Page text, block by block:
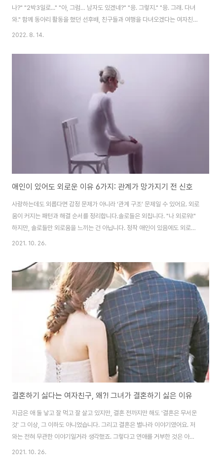
나?" "2박3일로..." "아, 그럼… 남자도 있겠네?" "응. 그렇지." "응. 그래. 다녀
와." 함께 동아리 활동을 했던 선후배, 친구들과 여행을 다녀오겠다는 여자친구
의 물음에 흔쾌히 'OK'라고 대답한 그. 흔쾌히 승낙한 남자친구의 대답만큼 그
치 않습니다. "이해가 안돼. 다녀와도 되냐고 묻고선, 다녀오라고 했더니 뭐가
문제인 거야?" "음, 너 속마음은 뭐야? 정말 단번에 'OK'할 정도로 아무렇지 않
은 거야?" "여친이 여행 가고 싶다고 하니까, 간다고 하니까 보낸 거지. 별 거 있
어?" "한번에? 흔쾌히? OK? 정말 그럴 수 있는 거야?..
2022. 8. 14.
애인이 있어도 외로운 이유 6가지: 관계가 망가지기 전 신호
사랑하는데도 외롭다면 감정 문제가 아니라 ‘관계 구조’ 문제일 수 있어요. 외로
움이 커지는 패턴과 해결 순서를 정리합니다.솔로들은 외칩니다. "나 외로워!"
하지만, 솔로들만 외로움을 느끼는 건 아닙니다. 정작 애인이 있음에도 외로움
에 몸부림치는 경우를 보곤 합니다. '흥! 배부른 소리!' 라고 할 지 모르나 정작
로움을 느낀 적이 있기에 그 마음을 잘 이해합니다. 태어나서 평생 함께 한 가족
과 지내면서도 외로움을 느끼는 경우가 있는데, 하물며 연인이라고 외로움에서
예외일 수는 없겠죠. 연애 초기와 다른 애인, 이 모든 외로움은 애인탓? "어디
야?""아, 나 지금 바빠. 끊어." "우리 오늘은 뭐할까?""뭐 할 게 있어? ..
2021. 10. 26.
결혼하기 싫다는 여자친구, 왜?! 그녀가 결혼하기 싫은 이유
지금은 애 둘 낳고 잘 먹고 잘 살고 있지만, 결혼 전까지만 해도 '결혼은 무서운
것' 그 이상, 그 이하도 아니었습니다. 그리고 결혼은 별나라 이야기였어요. 저
와는 전혀 무관한 이야기일거라 생각했죠. 그렇다고 연애를 거부한 것은 아닙
니다. 연애를 하면서도 결혼까지는 생각하지 않았습니다. 첫째, 자라온 환경 안
2021. 10. 26.